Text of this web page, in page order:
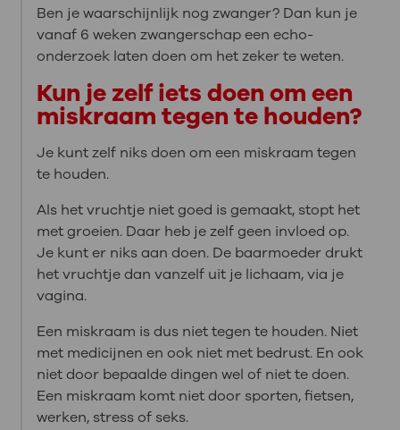
Ben je waarschijnlijk nog zwanger? Dan kun je
vanaf 6 weken zwangerschap een echo-
onderzoek laten doen om het zeker te weten.
Kun je zelf iets doen om een
miskraam tegen te houden?
Je kunt zelf niks doen om een miskraam tegen
te houden.
Als het vruchtje niet goed is gemaakt, stopt het
met groeien. Daar heb je zelf geen invloed op.
Je kunt er niks aan doen. De baarmoeder drukt
het vruchtje dan vanzelf uit je lichaam, via je
vagina.
Een miskraam is dus niet tegen te houden. Niet
met medicijnen en ook niet met bedrust. En ook
niet door bepaalde dingen wel of niet te doen.
Een miskraam komt niet door sporten, fietsen,
werken, stress of seks.